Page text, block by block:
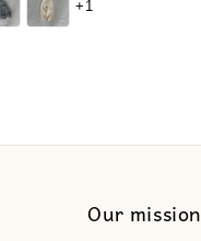
+1
Our mission